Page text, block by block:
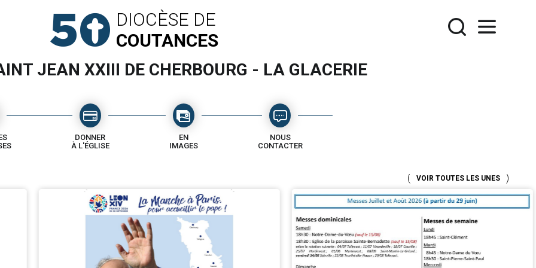
DIOCÈSE DE
COUTANCES
JEAN XXIII DE CHERBOURG - LA GLACERIE
DONNER
À L'ÉGLISE
EN
IMAGES
NOUS
CONTACTER
VOIR TOUTES LES UNES